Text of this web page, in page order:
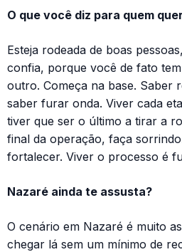
O que você diz para quem
Esteja rodeada de boas
confia, porque você de fato
outro. Começa na base. Saber
saber furar onda. Viver cada
tiver que ser o último a tirar a
final da operação, faça
fortalecer. Viver o processo é
Nazaré ainda te assusta?
O cenário em Nazaré é muito
chegar lá sem um mínimo de